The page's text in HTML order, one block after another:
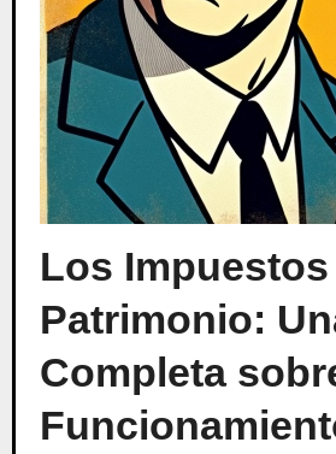
Los
Patrimonio:
Completa